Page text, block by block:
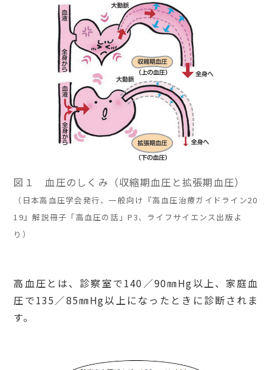
図１ 血圧のしくみ（収縮期血圧と拡張期血圧）
（日本高血圧学会発行、一般向け『高血圧治療ガイドライン20
19』解説冊子「高血圧の話」P3、ライフサイエンス出版よ
り）
高血圧とは、診察室で140／90㎜Hg以上、家庭血
圧で135／85㎜Hg以上になったときに診断されま
す。